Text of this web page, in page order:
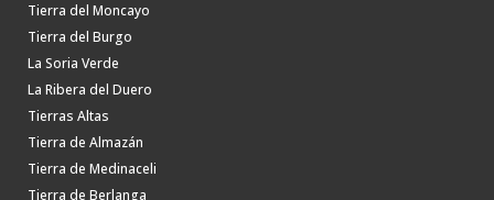
Tierra del Moncayo
Tierra del Burgo
La Soria Verde
La Ribera del Duero
Tierras Altas
Tierra de Almazán
Tierra de Medinaceli
Tierra de Berlanga